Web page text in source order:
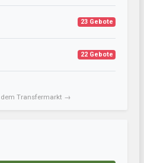
23 Gebote
22 Gebote
dem Transfermarkt →